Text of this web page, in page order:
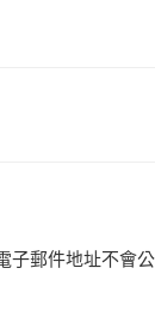
子郵件地址不會公